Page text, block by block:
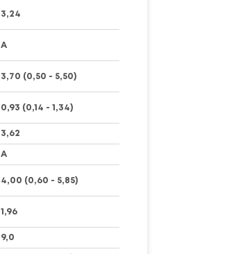
3,24
A
3,70 (0,50 - 5,50)
0,93 (0,14 - 1,34)
3,62
A
4,00 (0,60 - 5,85)
1,96
9,0